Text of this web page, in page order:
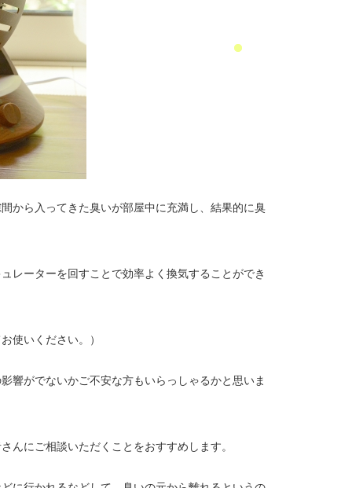
から入ってきた臭いが部屋中に充満し、結果的に臭
レーターを回すことで効率よく換気することができ
使いください。）
響がでないかご不安な方もいらっしゃるかと思いま
んにご相談いただくことをおすすめします。